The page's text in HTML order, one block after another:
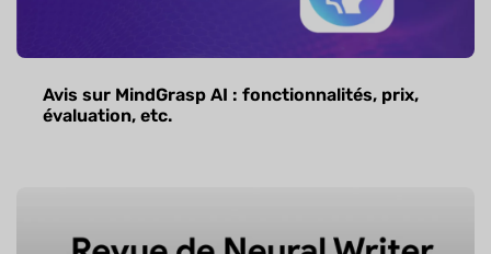
Avis sur MindGrasp AI : fonctionnalités, prix,
évaluation, etc.